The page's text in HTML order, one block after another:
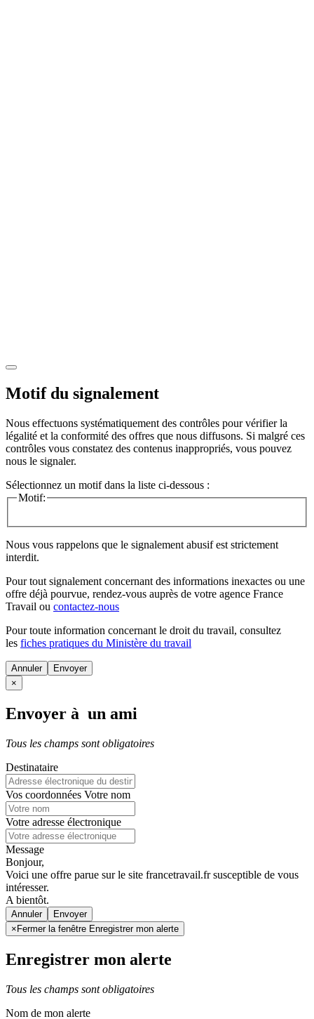
Motif du signalement
Nous effectuons systématiquement des contrôles pour vérifier la
légalité et la conformité des offres que nous diffusons. Si malgré ces
contrôles vous constatez des contenus inappropriés, vous pouvez
nous le signaler.
Sélectionnez un motif dans la liste ci-dessous :
Motif:
Nous vous rappelons que le signalement abusif est strictement
interdit.
Pour tout signalement concernant des informations inexactes ou une
offre déjà pourvue, rendez-vous auprès de votre agence France
Travail ou contactez-nous
Pour toute information concernant le droit du travail, consultez
les fiches pratiques du Ministère du travail
Annuler
×
Envoyer à un ami
Tous les champs sont obligatoires
Destinataire
Vos coordonnées Votre nom
Votre adresse électronique
Message
Bonjour,
Voici une offre parue sur le site francetravail.fr susceptible de vous
intéresser.
A bientôt.
Annuler
× Fermer la fenêtre Enregistrer mon alerte
Enregistrer mon alerte
Tous les champs sont obligatoires
Nom de mon alerte